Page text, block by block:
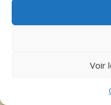
Voir
Mentions légales